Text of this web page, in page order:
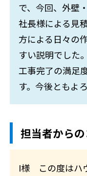
で、今回、外壁
社長様による見
方による日々の
すい説明でした
工事完了の満足
す。今後ともよ
担当者から
I様 この度はハ